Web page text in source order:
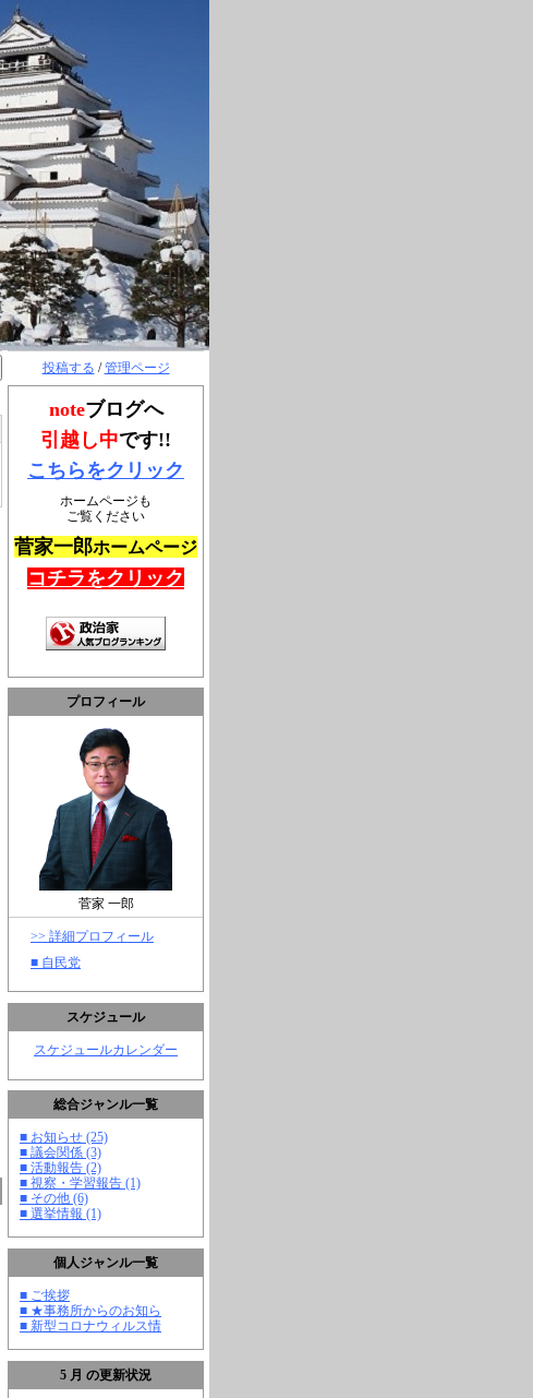
投稿する /管理ページ
noteブログへ
引越し中です!!
こちらをクリック
ホームページも
ご覧ください
菅家一郎ホームページ
コチラをクリック
プロフィール
菅家 一郎
>> 詳細プロフィール
■ 自民党
スケジュール
スケジュールカレンダー
総合ジャンル一覧
■ お知らせ (25)
■ 議会関係 (3)
■ 活動報告 (2)
■ 視察・学習報告 (1)
■ その他 (6)
■ 選挙情報 (1)
個人ジャンル一覧
■ ご挨拶
■ ★事務所からのお知ら
■ 新型コロナウィルス情
5 月 の更新状況